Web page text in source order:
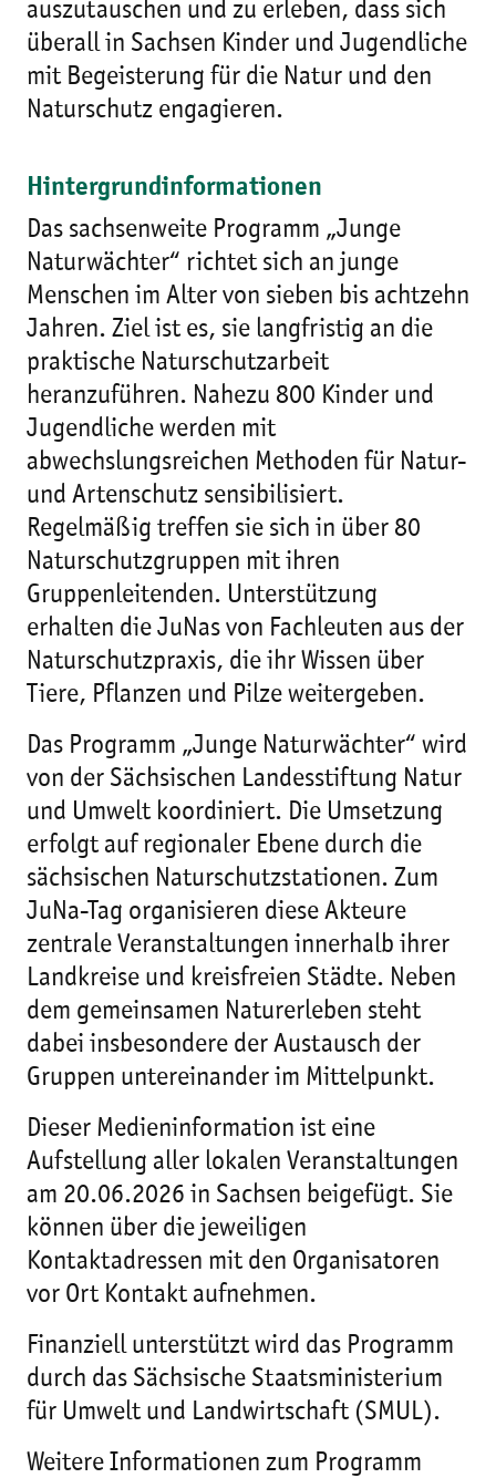
auszutauschen und zu erleben, dass sich
überall in Sachsen Kinder und Jugendliche
mit Begeisterung für die Natur und den
Naturschutz engagieren.
Hintergrundinformationen
Das sachsenweite Programm „Junge
Naturwächter“ richtet sich an junge
Menschen im Alter von sieben bis achtzehn
Jahren. Ziel ist es, sie langfristig an die
praktische Naturschutzarbeit
heranzuführen. Nahezu 800 Kinder und
Jugendliche werden mit
abwechslungsreichen Methoden für Natur-
und Artenschutz sensibilisiert.
Regelmäßig treffen sie sich in über 80
Naturschutzgruppen mit ihren
Gruppenleitenden. Unterstützung
erhalten die JuNas von Fachleuten aus der
Naturschutzpraxis, die ihr Wissen über
Tiere, Pflanzen und Pilze weitergeben.
Das Programm „Junge Naturwächter“ wird
von der Sächsischen Landesstiftung Natur
und Umwelt koordiniert. Die Umsetzung
erfolgt auf regionaler Ebene durch die
sächsischen Naturschutzstationen. Zum
JuNa-Tag organisieren diese Akteure
zentrale Veranstaltungen innerhalb ihrer
Landkreise und kreisfreien Städte. Neben
dem gemeinsamen Naturerleben steht
dabei insbesondere der Austausch der
Gruppen untereinander im Mittelpunkt.
Dieser Medieninformation ist eine
Aufstellung aller lokalen Veranstaltungen
am 20.06.2026 in Sachsen beigefügt. Sie
können über die jeweiligen
Kontaktadressen mit den Organisatoren
vor Ort Kontakt aufnehmen.
Finanziell unterstützt wird das Programm
durch das Sächsische Staatsministerium
für Umwelt und Landwirtschaft (SMUL).
Weitere Informationen zum Programm